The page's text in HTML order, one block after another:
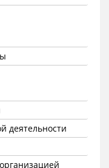
деятельности